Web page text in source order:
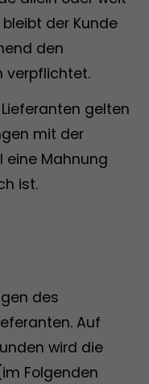
der Kunde
den
verpflichtet.
gelten
mit der
eine Mahnung
ist.
des
Auf
wird die
Folgenden